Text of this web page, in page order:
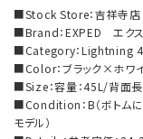
■Stock Store：吉祥寺店
■Brand：EXPED エク
■Category：Lightning 45
■Color：ブラック×ホワ
■Size：容量：45L/背面
■Condition：B（ボトム
モデル）